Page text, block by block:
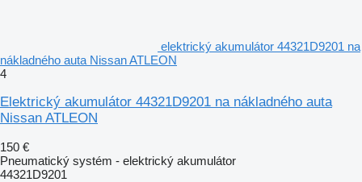
elektrický akumulátor 44321D9201 na
nákladného auta Nissan ATLEON
4
Elektrický akumulátor 44321D9201 na nákladného auta
Nissan ATLEON
150 €
Pneumatický systém - elektrický akumulátor
44321D9201